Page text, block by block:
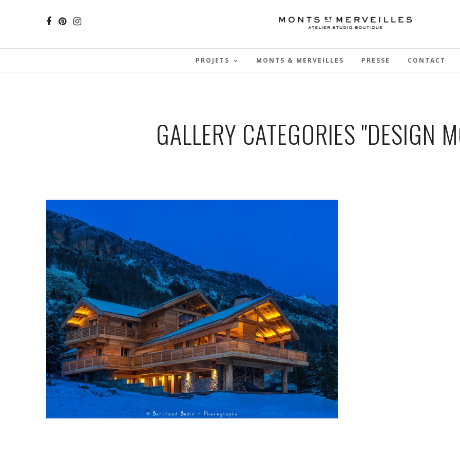
PROJETS MONTS & MERVEILLES PRESSE CONTACT
GALLERY CATEGORIES "DESIGN